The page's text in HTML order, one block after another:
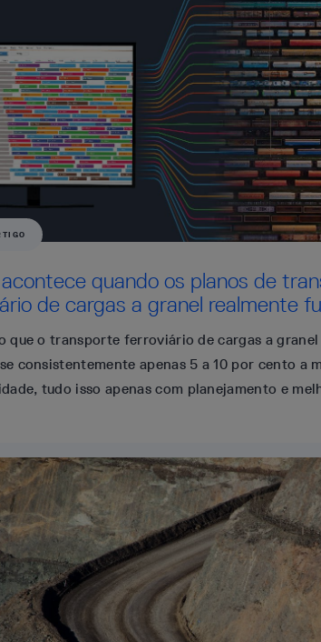
quando os planos de
de cargas a granel realmente
que o transporte ferroviário de cargas a
consistentemente apenas 5 a 10 por cento a
tudo isso apenas com planejamento e